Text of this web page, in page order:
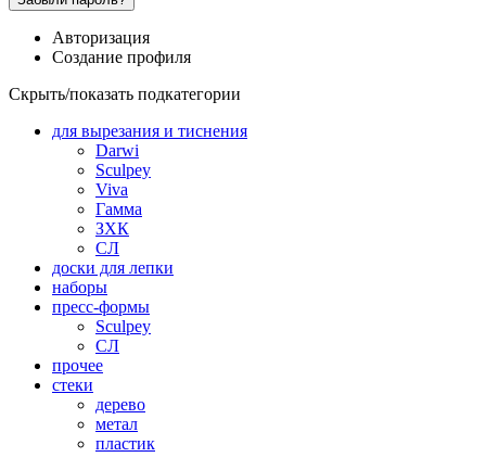
Авторизация
Создание профиля
Скрыть/показать подкатегории
для вырезания и тиснения
Darwi
Sculpey
Viva
Гамма
ЗХК
СЛ
доски для лепки
наборы
пресс-формы
Sculpey
СЛ
прочее
стеки
дерево
метал
пластик